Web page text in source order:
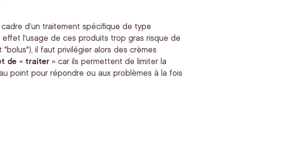
d’un traitement spécifique de type
effet l'usage de ces produits trop gras risque de
il faut privilégier alors des crèmes
de « traiter » car ils permettent de limiter la
point pour répondre ou aux problèmes à la fois